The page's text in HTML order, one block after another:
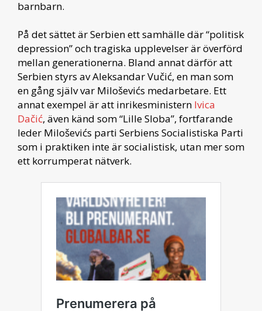
barnbarn.
På det sättet är Serbien ett samhälle där “politisk
depression” och tragiska upplevelser är överförd
mellan generationerna. Bland annat därför att
Serbien styrs av Aleksandar Vučić, en man som
en gång själv var Miloševićs medarbetare. Ett
annat exempel är att inrikesministern Ivica
Dačić, även känd som “Lille Sloba”, fortfarande
leder Miloševićs parti Serbiens Socialistiska Parti
som i praktiken inte är socialistisk, utan mer som
ett korrumperat nätverk.